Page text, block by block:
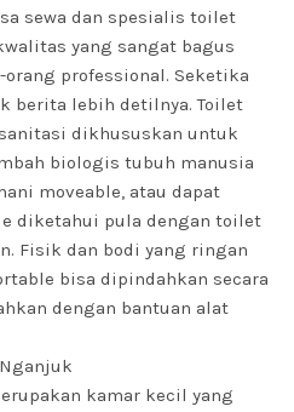
sewa dan spesialis toilet
yang sangat bagus
professional. Seketika
berita lebih detilnya.Toilet
dikhususkan untuk
biologis tubuh manusia
moveable, atau dapat
diketahui pula dengan toilet
Fisik dan bodi yang ringan
bisa dipindahkan secara
dengan bantuan alat
kamar kecil yang